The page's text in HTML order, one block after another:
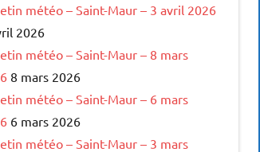
météo – Saint-Maur – 3 avril 2026
2026
météo – Saint-Maur – 8 mars
8 mars 2026
météo – Saint-Maur – 6 mars
6 mars 2026
météo – Saint-Maur – 3 mars